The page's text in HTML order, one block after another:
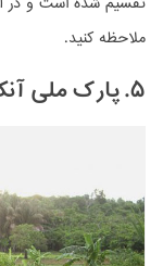
ملاحظه کنید.
۵. پارک ملی آنکارافانتسیکا